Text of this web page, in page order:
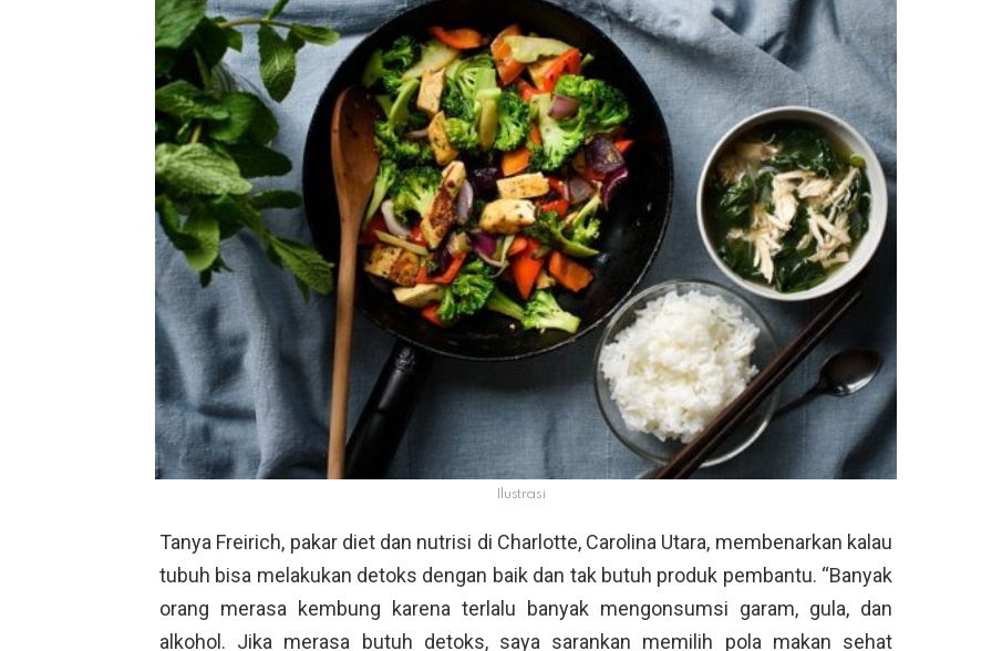
Ilustrasi
Tanya Freirich, pakar diet dan nutrisi di Charlotte, Carolina Utara, membenarkan kalau
tubuh bisa melakukan detoks dengan baik dan tak butuh produk pembantu. “Banyak
orang merasa kembung karena terlalu banyak mengonsumsi garam, gula, dan
alkohol. Jika merasa butuh detoks, saya sarankan memilih pola makan sehat